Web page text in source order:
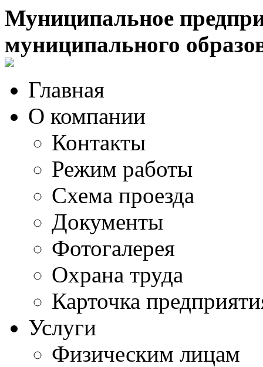
Муниципальное
муниципального
Главная
О компании
Контакты
Режим работы
Схема проезда
Документы
Фотогалерея
Охрана труда
Карточка
Услуги
Физическим лицам